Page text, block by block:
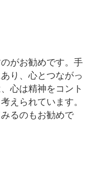
がお勧めです。手
り、心とつながっ
心は精神をコント
えられています。
るのもお勧めで